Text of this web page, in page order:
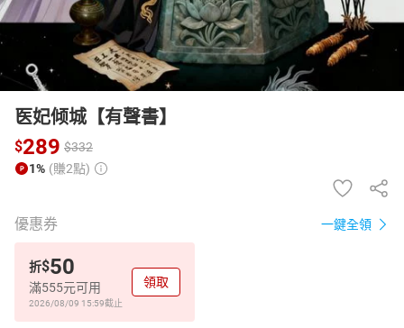
医妃倾城【有聲書】
$289 $332
1% (賺2點)
優惠券 一鍵全領
折$50
滿555元可用
2026/08/09 15:59截止
領取